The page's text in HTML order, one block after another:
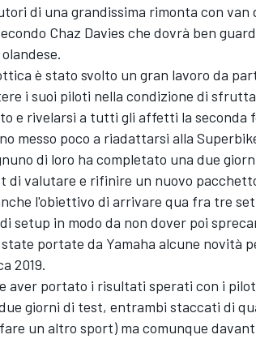
di una grandissima rimonta con
Chaz Davies che dovrà ben
è stato svolto un gran lavoro da
i suoi piloti nella condizione di
e rivelarsi a tutti gli affetti la seconda
messo poco a riadattarsi alla
di loro ha completato una due
di valutare e rifinire un nuovo
l'obiettivo di arrivare qua fra tre
setup in modo da non dover poi
portate da Yamaha alcune novità
2019.
aver portato i risultati sperati con i
giorni di test, entrambi staccati di
un altro sport) ma comunque